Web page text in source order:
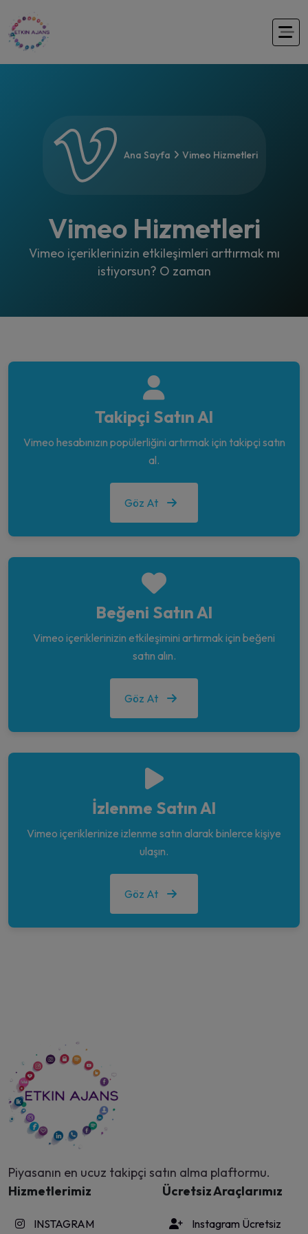
Ana Sayfa Vimeo Hizmetleri
Vimeo Hizmetleri
Vimeo içeriklerinizin etkileşimleri arttırmak mı
istiyorsun? O zaman
Takipçi Satın Al
Vimeo hesabınızın popülerliğini artırmak için takipçi satın
al.
Göz At
Beğeni Satın Al
Vimeo içeriklerinizin etkileşimini artırmak için beğeni
satın alın.
Göz At
İzlenme Satın Al
Vimeo içeriklerinize izlenme satın alarak binlerce kişiye
ulaşın.
Göz At
Piyasanın en ucuz takipçi satın alma plaftormu.
Hizmetlerimiz
INSTAGRAM
Ücretsiz Araçlarımız
Instagram Ücretsiz